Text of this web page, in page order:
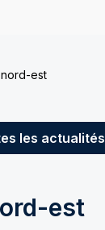
est
les actualités
est